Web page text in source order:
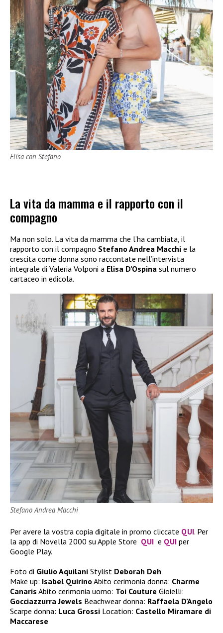
Elisa con Stefano
La vita da mamma e il rapporto con il
compagno
Ma non solo. La vita da mamma che l’ha cambiata, il
rapporto con il compagno Stefano Andrea Macchi e la
crescita come donna sono raccontate nell’intervista
integrale di Valeria Volponi a Elisa D’Ospina sul numero
cartaceo in edicola.
Stefano Andrea Macchi
Per avere la vostra copia digitale in promo cliccate QUI. Per
la app di Novella 2000 su Apple Store QUI e QUI per
Google Play.
Foto di Giulio Aquilani Stylist Deborah Deh
Make up: Isabel Quirino Abito cerimonia donna: Charme
Canaris Abito cerimonia uomo: Toi Couture Gioielli:
Gocciazzurra Jewels Beachwear donna: Raffaela D’Angelo
Scarpe donna: Luca Grossi Location: Castello Miramare di
Maccarese